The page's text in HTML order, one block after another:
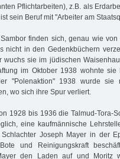
Pflichtarbeiten), z.B. als
sein Beruf mit "Arbeiter am
finden sich, genau wie
nicht in den Gedenkbüchern
wuchs sie im jüdischen
im Oktober 1938 wohnte
"Polenaktion" 1938 wurde
wo sich ihre Spur verliert.
1928 bis 1936 die Talmud-Tora-
eine kaufmännische
Joseph Mayer in der
und Reinigungskraft
den Laden auf und Moritz